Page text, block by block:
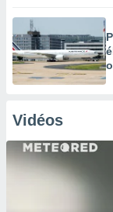
Vidéos